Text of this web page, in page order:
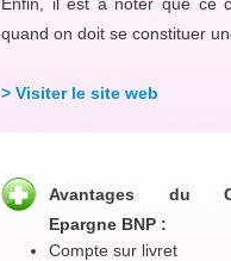
quand on doit se constituer
> Visiter le site web
Avantages du
Epargne BNP :
Compte sur livret